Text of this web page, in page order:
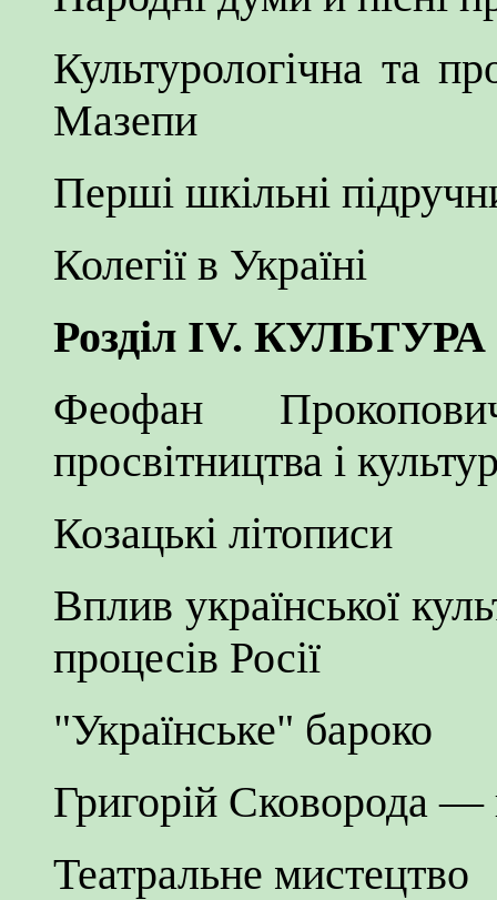
Культурологічна та
Мазепи
Перші шкільні
Колегії в Україні
Розділ IV.
Феофан
просвітництва і
Козацькі літописи
Вплив української
процесів Росії
"Українське" бароко
Григорій Сковорода —
Театральне мистецтво